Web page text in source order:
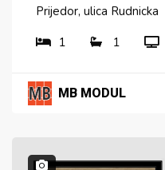
Prijedor, ulica Rudnicka
1
1
MB MODUL